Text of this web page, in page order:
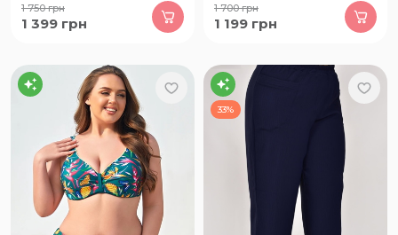
1 750грн
1 399 грн
1 700грн
1 199 грн
33%